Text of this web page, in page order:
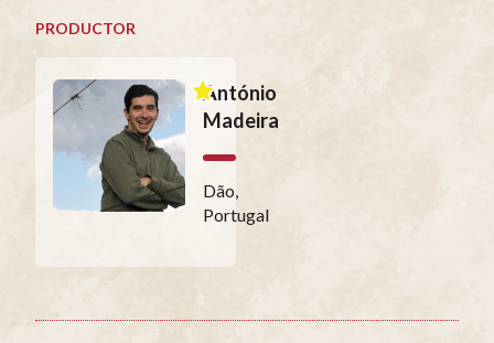
PRODUCTOR
António
Madeira
Dão,
Portugal